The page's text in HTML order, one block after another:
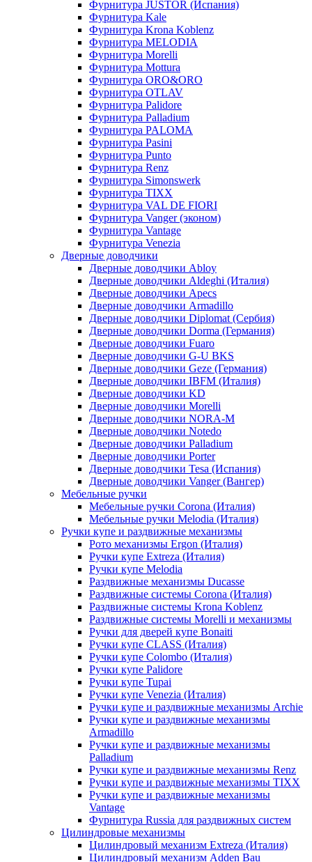
Фурнитура JUSTOR (Испания)
Фурнитура Kale
Фурнитура Krona Koblenz
Фурнитура MELODIA
Фурнитура Morelli
Фурнитура Mottura
Фурнитура ORO&ORO
Фурнитура OTLAV
Фурнитура Palidore
Фурнитура Palladium
Фурнитура PALOMA
Фурнитура Pasini
Фурнитура Punto
Фурнитура Renz
Фурнитура Simonswerk
Фурнитура TIXX
Фурнитура VAL DE FIORI
Фурнитура Vanger (эконом)
Фурнитура Vantage
Фурнитура Venezia
Дверные доводчики
Дверные доводчики Abloy
Дверные доводчики Aldeghi (Италия)
Дверные доводчики Apecs
Дверные доводчики Armadillo
Дверные доводчики Diplomat (Сербия)
Дверные доводчики Dorma (Германия)
Дверные доводчики Fuaro
Дверные доводчики G-U BKS
Дверные доводчики Geze (Германия)
Дверные доводчики IBFM (Италия)
Дверные доводчики KD
Дверные доводчики Morelli
Дверные доводчики NORA-M
Дверные доводчики Notedo
Дверные доводчики Palladium
Дверные доводчики Porter
Дверные доводчики Tesa (Испания)
Дверные доводчики Vanger (Вангер)
Мебельные ручки
Мебельные ручки Corona (Италия)
Мебельные ручки Melodia (Италия)
Ручки купе и раздвижные механизмы
Рото механизмы Ergon (Италия)
Ручки купе Extreza (Италия)
Ручки купе Melodia
Раздвижные механизмы Ducasse
Раздвижные системы Corona (Италия)
Раздвижные системы Krona Koblenz
Раздвижные системы Morelli и механизмы
Ручки для дверей купе Bonaiti
Ручки купе CLASS (Италия)
Ручки купе Colombo (Италия)
Ручки купе Palidore
Ручки купе Tupai
Ручки купе Venezia (Италия)
Ручки купе и раздвижные механизмы Archie
Ручки купе и раздвижные механизмы
Armadillo
Ручки купе и раздвижные механизмы
Palladium
Ручки купе и раздвижные механизмы Renz
Ручки купе и раздвижные механизмы TIXX
Ручки купе и раздвижные механизмы
Vantage
Фурнитура Russia для раздвижных систем
Цилиндровые механизмы
Цилиндровый механизм Extreza (Италия)
Цилиндровый механизм Adden Bau